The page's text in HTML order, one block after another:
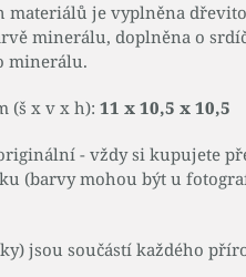
materiálů je vyplněna
minerálu, doplněna o
minerálu.
(š x v x h): 11 x 10,5 x 10,5
- vždy si kupujete
(barvy mohou být u
jsou součástí každého